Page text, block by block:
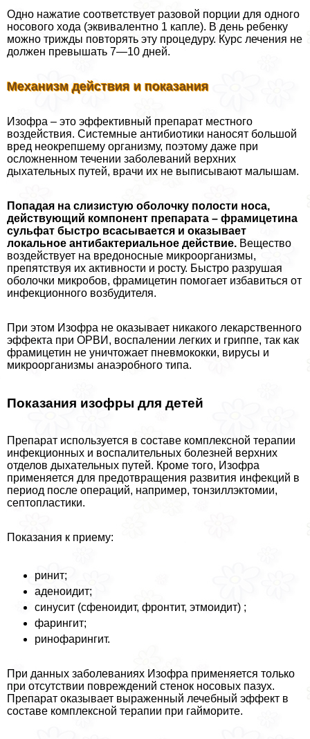
Одно нажатие соответствует разовой порции для одного
носового хода (эквивалентно 1 капле). В день ребенку
можно трижды повторять эту процедуру. Курс лечения не
должен превышать 7—10 дней.
Механизм действия и показания
Изофра – это эффективный препарат местного
воздействия. Системные антибиотики наносят большой
вред неокрепшему организму, поэтому даже при
осложненном течении заболеваний верхних
дыхательных путей, врачи их не выписывают малышам.
Попадая на слизистую оболочку полости носа,
действующий компонент препарата – фрамицетина
сульфат быстро всасывается и оказывает
локальное антибактериальное действие. Вещество
воздействует на вредоносные микроорганизмы,
препятствуя их активности и росту. Быстро разрушая
оболочки микробов, фрамицетин помогает избавиться от
инфекционного возбудителя.
При этом Изофра не оказывает никакого лекарственного
эффекта при ОРВИ, воспалении легких и гриппе, так как
фрамицетин не уничтожает пневмококки, вирусы и
микроорганизмы анаэробного типа.
Показания изофры для детей
Препарат используется в составе комплексной терапии
инфекционных и воспалительных болезней верхних
отделов дыхательных путей. Кроме того, Изофра
применяется для предотвращения развития инфекций в
период после операций, например, тонзиллэктомии,
септопластики.
Показания к приему:
ринит;
аденоидит;
синусит (сфеноидит, фронтит, этмоидит) ;
фарингит;
ринофарингит.
При данных заболеваниях Изофра применяется только
при отсутствии повреждений стенок носовых пазух.
Препарат оказывает выраженный лечебный эффект в
составе комплексной терапии при гайморите.